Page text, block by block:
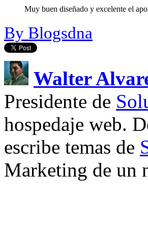
Muy buen diseñado y excelente el
By Blogsdna
Walter
Presidente de
hospedaje web.
escribe temas de
Marketing de un